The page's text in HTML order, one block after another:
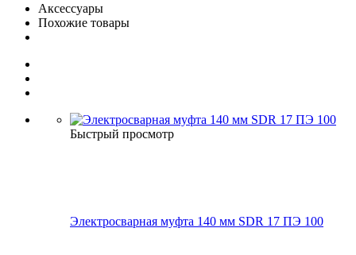
Аксессуары
Похожие товары
Быстрый просмотр
Электросварная муфта 140 мм SDR 17 ПЭ 100